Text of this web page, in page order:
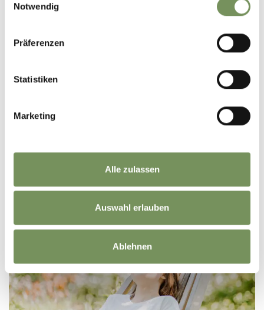
Notwendig
Präferenzen
Statistiken
Marketing
Alle zulassen
Auswahl erlauben
Ablehnen
FREILICHTSPIELE